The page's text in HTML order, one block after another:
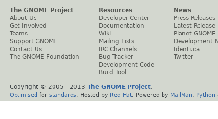
The GNOME Project
About Us
Get Involved
Teams
Support GNOME
Contact Us
The GNOME Foundation
Resources
Developer Center
Documentation
Wiki
Mailing Lists
IRC Channels
Bug Tracker
Development Code
Build Tool
News
Press Releases
Latest Release
Planet GNOME
Development
Identi.ca
Twitter
Copyright © 2005 - 2013 The GNOME Project.
Optimised for standards . Hosted by Red Hat . Powered by MailMan Python